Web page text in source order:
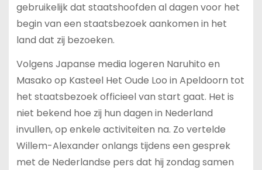
gebruikelijk dat staatshoofden al dagen voor het
begin van een staatsbezoek aankomen in het
land dat zij bezoeken.
Volgens Japanse media logeren Naruhito en
Masako op Kasteel Het Oude Loo in Apeldoorn tot
het staatsbezoek officieel van start gaat. Het is
niet bekend hoe zij hun dagen in Nederland
invullen, op enkele activiteiten na. Zo vertelde
Willem-Alexander onlangs tijdens een gesprek
met de Nederlandse pers dat hij zondag samen